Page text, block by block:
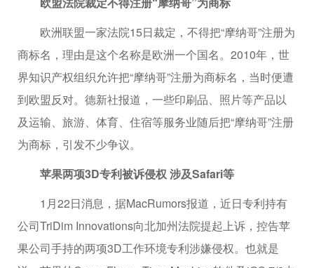
欧洲联盟一家法院15日裁定，不得把“摩纳哥”注册为
商标名，理由是这个名称是欧洲一个国名。2010年，世
界知识产权组织允许把“摩纳哥”注册为商标名，当时便遭
到欧盟反对。德新社报道，一些印刷品、照片等产品以
及运输、旅游、体育、住宿等服务业随后把“摩纳哥”注册
为商标，引发不少争议。
苹果两项3D专利被诉侵权 涉及Safari等
1月22日消息，据MacRumors报道，近日专利持有
公司TriDim Innovations向北加州法院提起上诉，控告苹
果公司手持的两项3D工作环境专利涉嫌侵权。也就是